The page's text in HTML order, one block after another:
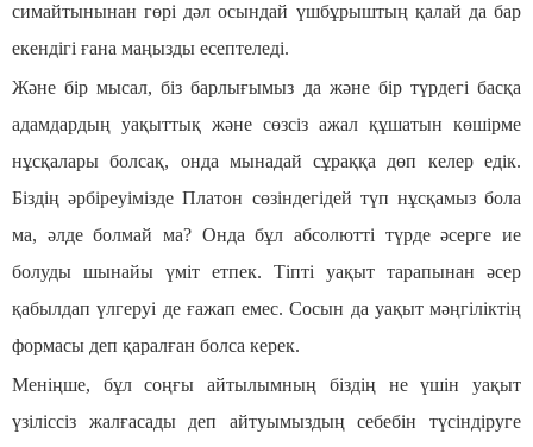
симайтынынан гөрі дәл осындай үшбұрыштың қалай да бар
екендігі ғана маңызды есептеледі.
Және бір мысал, біз барлығымыз да және бір түрдегі басқа
адамдардың уақыттық және сөзсіз ажал құшатын көшірме
нұсқалары болсақ, онда мынадай сұраққа дөп келер едік.
Біздің әрбіреуімізде Платон сөзіндегідей түп нұсқамыз бола
ма, әлде болмай ма? Онда бұл абсолютті түрде әсерге ие
болуды шынайы үміт етпек. Тіпті уақыт тарапынан әсер
қабылдап үлгеруі де ғажап емес. Сосын да уақыт мәңгіліктің
формасы деп қаралған болса керек.
Меніңше, бұл соңғы айтылымның біздің не үшін уақыт
үзіліссіз жалғасады деп айтуымыздың себебін түсіндіруге